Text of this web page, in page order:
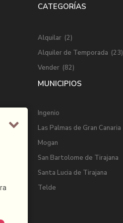
CATEGORÍAS
Alquilar (2)
Alquiler de Temporada (23)
Vender (82)
MUNICIPIOS
Ingenio
Las Palmas de Gran Canaria
Mogan
San Bartolome de Tirajana
Santa Lucia de Tirajana
Telde